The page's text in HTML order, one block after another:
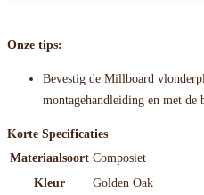
Onze tips:
Bevestig de Millboard
montagehandleiding en met de
Korte Specificaties
Materiaalsoort Composiet
Kleur
Golden Oak